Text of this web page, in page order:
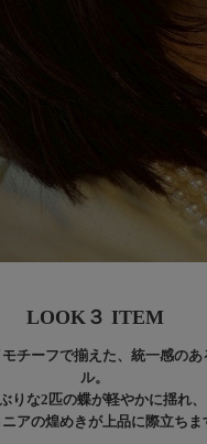
LOOK３ ITEM
チーフで揃えた、統一感のあ
ル。
りな2匹の蝶が軽やかに揺れ、
アの煌めきが上品に際立ちま